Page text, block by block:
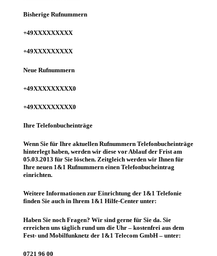
Bisherige Rufnummern
+49XXXXXXXXX
+49XXXXXXXXX
Neue Rufnummern
+49XXXXXXXXX0
+49XXXXXXXXX0
Ihre Telefonbucheinträge
Wenn Sie für Ihre aktuellen Rufnummern Telefonbucheinträge
hinterlegt haben, werden wir diese vor Ablauf der Frist am
05.03.2013 für Sie löschen. Zeitgleich werden wir Ihnen für
Ihre neuen 1&1 Rufnummern einen Telefonbucheintrag
einrichten.
Weitere Informationen zur Einrichtung der 1&1 Telefonie
finden Sie auch in Ihrem 1&1 Hilfe-Center unter:
Haben Sie noch Fragen? Wir sind gerne für Sie da. Sie
erreichen uns täglich rund um die Uhr – kostenfrei aus dem
Fest- und Mobilfunknetz der 1&1 Telecom GmbH – unter:
0721 96 00